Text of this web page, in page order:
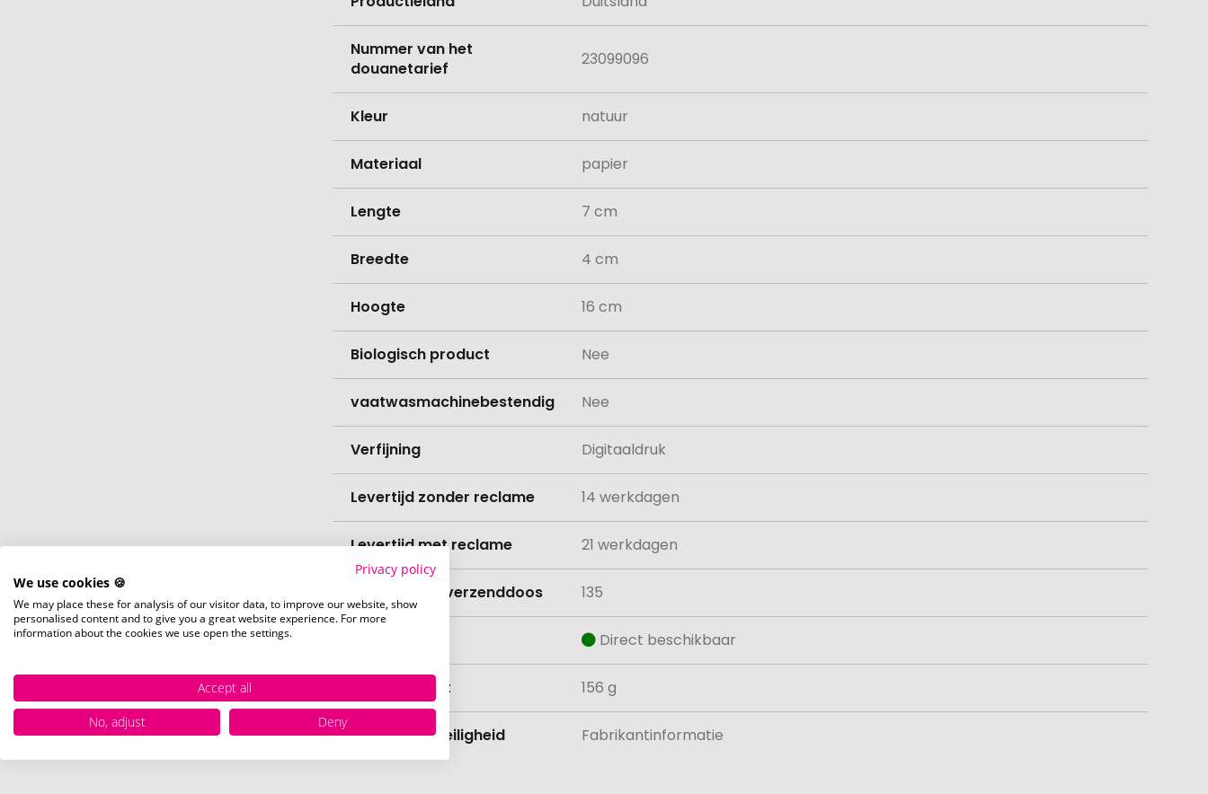
Nummer van het
douanetarief
23099096
Kleur natuur
Materiaal papier
Lengte 7 cm
Breedte 4 cm
Hoogte 16 cm
Biologisch product Nee
vaatwasmachinebestendig Nee
Verfijning Digitaaldruk
Levertijd zonder reclame 14 werkdagen
Levertijd met reclame 21 werkdagen
Hoeveelheid verzenddoos 135
Direct beschikbaar
Nettogewicht 156 g
Product en veiligheid Fabrikantinformatie
Privacy policy
We use cookies 🍪
We may place these for analysis of our visitor data, to improve our website, show
personalised content and to give you a great website experience. For more
information about the cookies we use open the settings.
Accept all
No, adjust
Deny